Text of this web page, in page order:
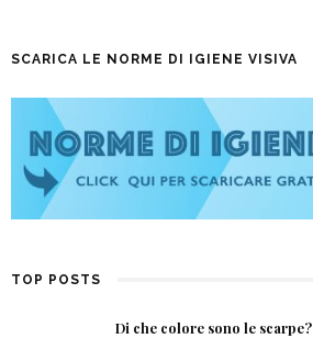
SCARICA LE NORME DI IGIENE VISIVA
TOP POSTS
Di che colore sono le scarpe?